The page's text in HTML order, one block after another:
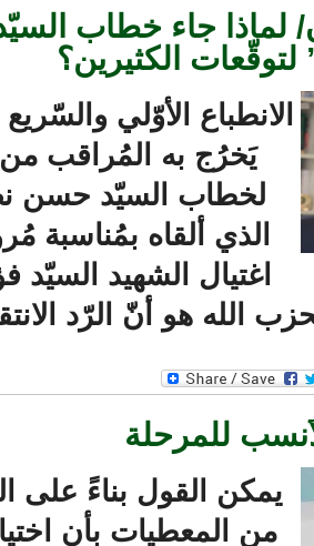
جاء خطاب السيّد
الكثيرين؟
الأوّلي والسّريع
يَخرُج به المُراقب من
لخطاب السيّد حسن نصر
الذي ألقاه بمُناسبة
اغتيال الشهيد السيّد
الله هو أنّ الرّد
للمرحلة
يمكن القول بناءً على
من المعطيات بأن اختيار